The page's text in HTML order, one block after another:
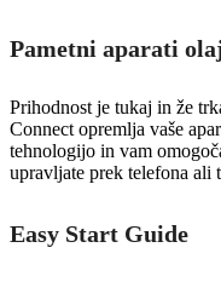
Pametni aparati
Prihodnost je tukaj in že
Connect opremlja vaše
tehnologijo in vam
upravljate prek telefona ali
Easy Start Guide